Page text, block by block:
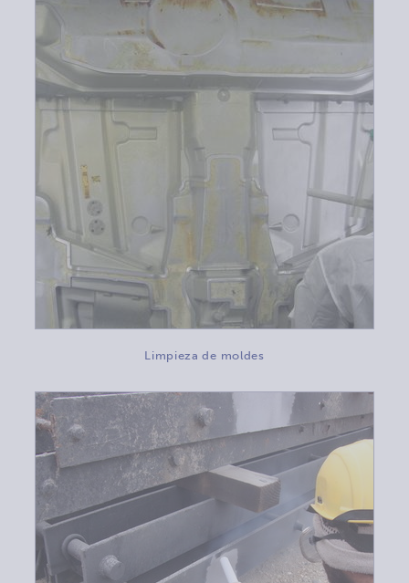
Limpieza de moldes